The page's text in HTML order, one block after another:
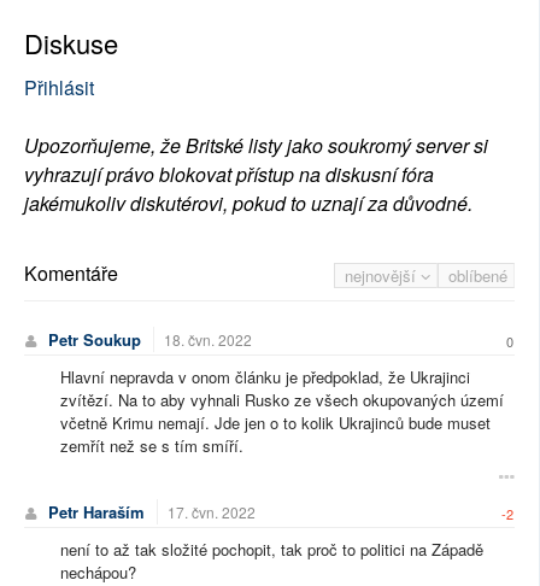
Diskuse
Přihlásit
Upozorňujeme, že Britské listy jako soukromý server si
vyhrazují právo blokovat přístup na diskusní fóra
jakémukoliv diskutérovi, pokud to uznají za důvodné.
nejnovější oblíbené
Komentáře
Petr Soukup 18. čvn. 2022 0
Hlavní nepravda v onom článku je předpoklad, že Ukrajinci
zvítězí. Na to aby vyhnali Rusko ze všech okupovaných území
včetně Krimu nemají. Jde jen o to kolik Ukrajinců bude muset
zemřít než se s tím smíří.
Petr Haraším 17. čvn. 2022 -2
není to až tak složité pochopit, tak proč to politici na Západě
nechápou?